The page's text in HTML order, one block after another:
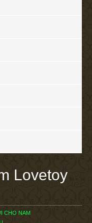
Lovetoy
CHO NAM